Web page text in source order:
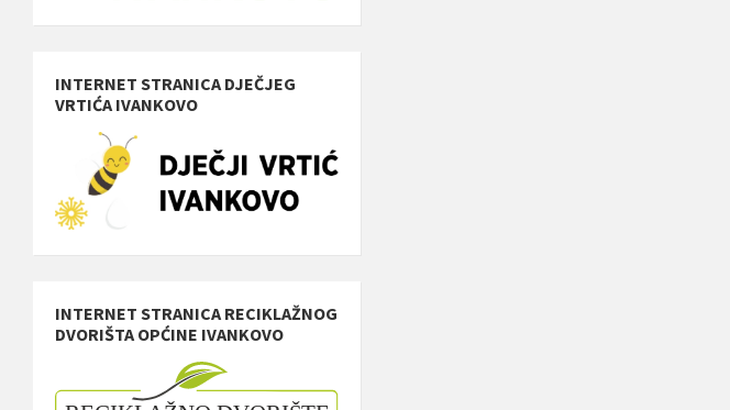
INTERNET STRANICA DJEČJEG
VRTIĆA IVANKOVO
INTERNET STRANICA RECIKLAŽNOG
DVORIŠTA OPĆINE IVANKOVO